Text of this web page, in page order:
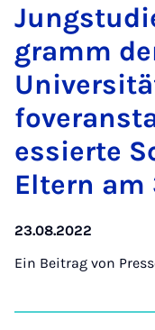
gramm
es­sier­te
El­tern am
23.08.2022
Ein Beitrag von